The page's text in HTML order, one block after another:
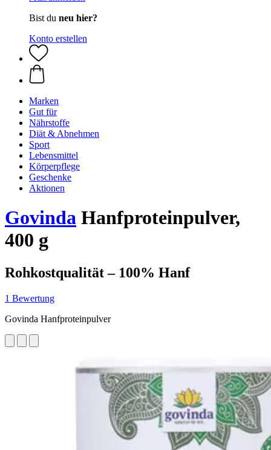
Bist du neu hier?
Konto erstellen
Marken
Gut für
Nährstoffe
Diät & Abnehmen
Sport
Lebensmittel
Körperpflege
Geschenke
Aktionen
Govinda Hanfproteinpulver,
400 g
Rohkostqualität – 100% Hanf
1 Bewertung
Govinda Hanfproteinpulver